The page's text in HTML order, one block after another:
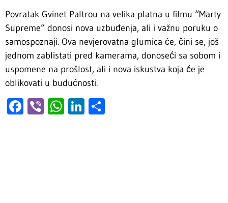
Povratak Gvinet Paltrou na velika platna u filmu “Marty
Supreme” donosi nova uzbuđenja, ali i važnu poruku o
samospoznaji. Ova nevjerovatna glumica će, čini se, još
jednom zablistati pred kamerama, donoseći sa sobom i
uspomene na prošlost, ali i nova iskustva koja će je
oblikovati u budućnosti.
Facebook
ViberWhatsApp
LinkedIn